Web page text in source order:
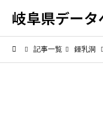
岐阜県データ
記事一覧 鍾乳洞